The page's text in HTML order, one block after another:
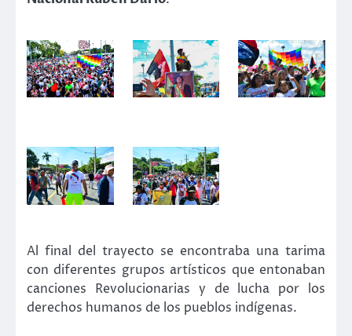
Al final del trayecto se encontraba una tarima
con diferentes grupos artísticos que entonaban
canciones Revolucionarias y de lucha por los
derechos humanos de los pueblos indígenas.